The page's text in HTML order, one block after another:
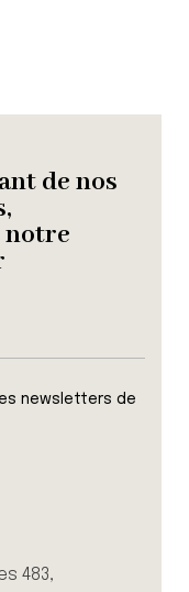
de nos
notre
newsletters de
483,